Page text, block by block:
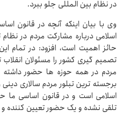
در نظام بین المللی جلو ببرد.
وی با بیان اینکه آنچه در قانون
اسلامی درباره مشارکت مردم در
حائز اهمیت است، افزود: در تمام
تصمیم گیری کشور را مسئولان انقلاب
مردم در همه حوزه ها حضور داشته
برجسته ترین تبلور مردم سالاری
اسلامی است و در قانون اساسی ما
تلقی نشده و یک حضور تعیین